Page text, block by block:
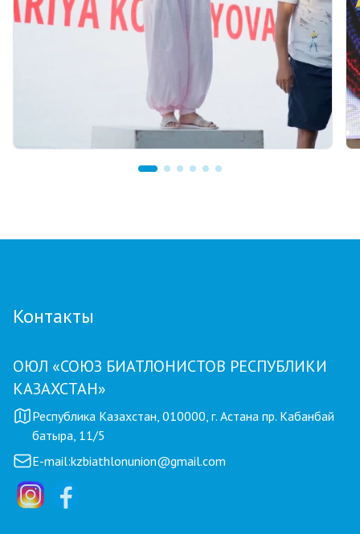
Контакты
ОЮЛ «СОЮЗ БИАТЛОНИСТОВ РЕСПУБЛИКИ
КАЗАХСТАН»
Республика Казахстан, 010000, г. Астана пр. Кабанбай
батыра, 11/5
E-mail:kzbiathlonunion@gmail.com